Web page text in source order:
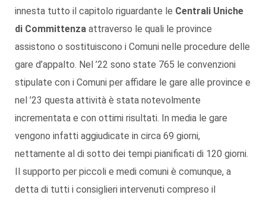
innesta tutto il capitolo riguardante le Centrali Uniche
di Committenza attraverso le quali le province
assistono o sostituiscono i Comuni nelle procedure delle
gare d’appalto. Nel ’22 sono state 765 le convenzioni
stipulate con i Comuni per affidare le gare alle province e
nel ’23 questa attività è stata notevolmente
incrementata e con ottimi risultati. In media le gare
vengono infatti aggiudicate in circa 69 giorni,
nettamente al di sotto dei tempi pianificati di 120 giorni.
Il supporto per piccoli e medi comuni è comunque, a
detta di tutti i consiglieri intervenuti compreso il